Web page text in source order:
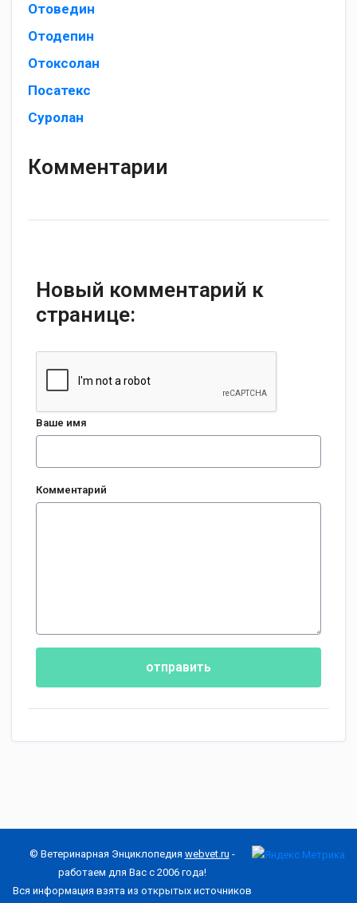
Отоведин
Отодепин
Отоксолан
Посатекс
Суролан
Комментарии
Новый комментарий к
странице:
Ваше имя
Комментарий
отправить
© Ветеринарная Энциклопедия webvet.ru -
работаем для Вас с 2006 года!
Вся информация взята из открытых источников